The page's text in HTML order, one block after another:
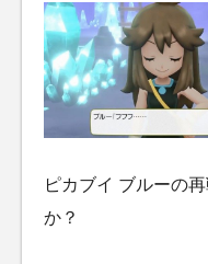
ピカブイ ブルーの
か？